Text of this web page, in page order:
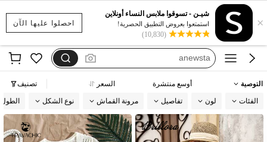
احصلوا عليها الآن ×
شيـن - تسوقوا ملابس النساء أونلاين
استمتعوا بعروض التطبيق الحصرية!
(10,830)
dazy
anewsta
طقم كاجوال
التوصية أوسع منتشرة السعر تصنيف
الفئات لون تفاصيل مرونة القماش نوع الشكل الطول